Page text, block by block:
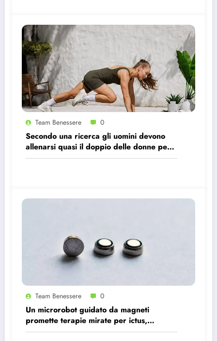
Team Benessere 0
Secondo una ricerca gli uomini devono
allenarsi quasi il doppio delle donne per
avere gli stessi effetti benefici sul cuore
Team Benessere 0
Un microrobot guidato da magneti
promette terapie mirate per ictus,
infezioni e tumori.